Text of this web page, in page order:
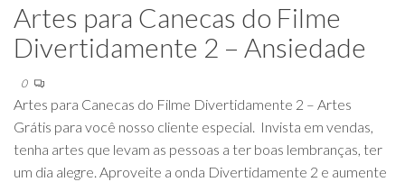
Artes para Canecas do Filme
Divertidamente 2 – Ansiedade
0
Artes para Canecas do Filme Divertidamente 2 – Artes
Grátis para você nosso cliente especial. Invista em vendas,
tenha artes que levam as pessoas a ter boas lembranças, ter
um dia alegre. Aproveite a onda Divertidamente 2 e aumente